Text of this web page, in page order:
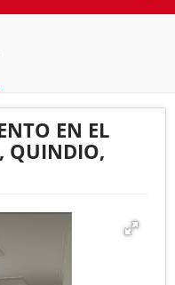
EN EL
QUINDIO,